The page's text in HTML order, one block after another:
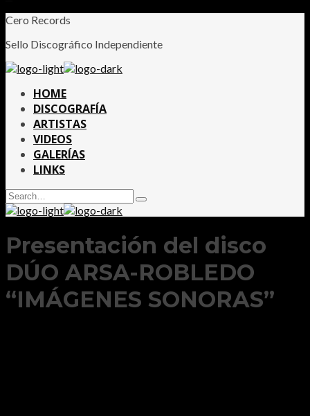
Cero Records
Sello Discográfico Independiente
HOME
DISCOGRAFÍA
ARTISTAS
VIDEOS
GALERÍAS
LINKS
Search
for:
Type
and
Presentación del disco
DÚO ARSA-ROBLEDO
“IMÁGENES SONORAS”